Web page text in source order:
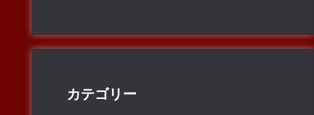
カテゴリー